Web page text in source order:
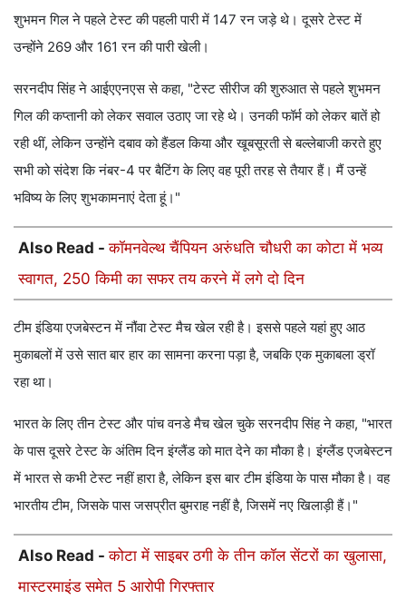
शुभमन गिल ने पहले टेस्ट की पहली पारी में 147 रन जड़े थे। दूसरे टेस्ट में
उन्होंने 269 और 161 रन की पारी खेली।
सरनदीप सिंह ने आईएएनएस से कहा, "टेस्ट सीरीज की शुरुआत से पहले शुभमन
गिल की कप्तानी को लेकर सवाल उठाए जा रहे थे। उनकी फॉर्म को लेकर बातें हो
रही थीं, लेकिन उन्होंने दबाव को हैंडल किया और खूबसूरती से बल्लेबाजी करते हुए
सभी को संदेश कि नंबर-4 पर बैटिंग के लिए वह पूरी तरह से तैयार हैं। मैं उन्हें
भविष्य के लिए शुभकामनाएं देता हूं।"
Also Read -कॉमनवेल्थ चैंपियन अरुंधति चौधरी का कोटा में भव्य
स्वागत, 250 किमी का सफर तय करने में लगे दो दिन
टीम इंडिया एजबेस्टन में नौंवा टेस्ट मैच खेल रही है। इससे पहले यहां हुए आठ
मुकाबलों में उसे सात बार हार का सामना करना पड़ा है, जबकि एक मुकाबला ड्रॉ
रहा था।
भारत के लिए तीन टेस्ट और पांच वनडे मैच खेल चुके सरनदीप सिंह ने कहा, "भारत
के पास दूसरे टेस्ट के अंतिम दिन इंग्लैंड को मात देने का मौका है। इंग्लैंड एजबेस्टन
में भारत से कभी टेस्ट नहीं हारा है, लेकिन इस बार टीम इंडिया के पास मौका है। वह
भारतीय टीम, जिसके पास जसप्रीत बुमराह नहीं है, जिसमें नए खिलाड़ी हैं।"
Also Read -कोटा में साइबर ठगी के तीन कॉल सेंटरों का खुलासा,
मास्टरमाइंड समेत 5 आरोपी गिरफ्तार